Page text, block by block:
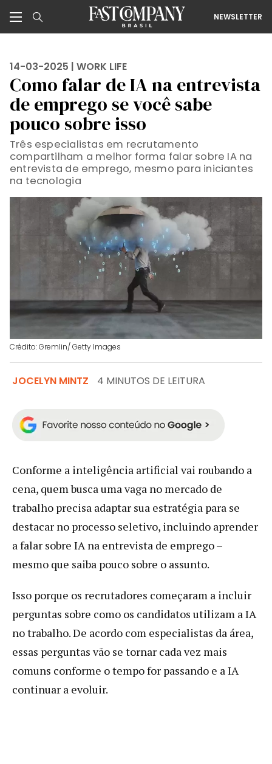
NEWSLETTER
14-03-2025 | WORK LIFE
Como falar de IA na entrevista
de emprego se você sabe
pouco sobre isso
Três especialistas em recrutamento
compartilham a melhor forma falar sobre IA na
entrevista de emprego, mesmo para iniciantes
na tecnologia
Crédito: Gremlin/ Getty Images
JOCELYN MINTZ 4 MINUTOS DE LEITURA
Conforme a inteligência artificial vai roubando a
cena, quem busca uma vaga no mercado de
trabalho precisa adaptar sua estratégia para se
destacar no processo seletivo, incluindo aprender
a falar sobre IA na entrevista de emprego –
mesmo que saiba pouco sobre o assunto.
Isso porque os recrutadores começaram a incluir
perguntas sobre como os candidatos utilizam a IA
no trabalho. De acordo com especialistas da área,
essas perguntas vão se tornar cada vez mais
comuns conforme o tempo for passando e a IA
continuar a evoluir.